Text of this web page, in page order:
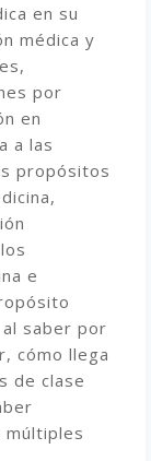
en su
médica y
por
en
a las
propósitos
e
saber por
cómo llega
de clase
múltiples